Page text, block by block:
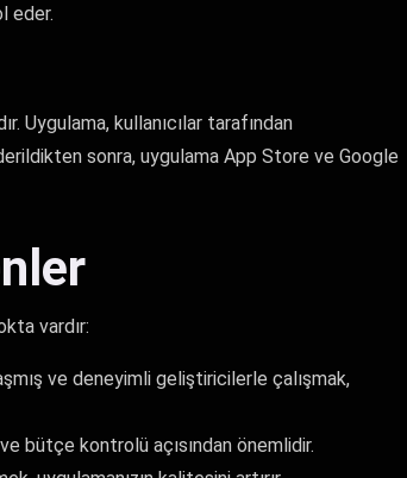
eder.
Uygulama, kullanıcılar tarafından
sonra, uygulama App Store ve Google
vardır:
ve deneyimli geliştiricilerle çalışmak,
bütçe kontrolü açısından önemlidir.